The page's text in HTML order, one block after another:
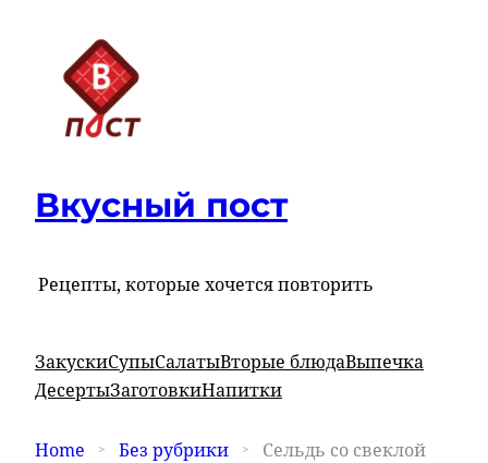
Вкусный пост
Рецепты, которые хочется повторить
ЗакускиСупыСалатыВторые блюдаВыпечка
ДесертыЗаготовкиНапитки
Home Без рубрики Сельдь со свеклой